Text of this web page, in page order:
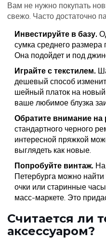
Вам не нужно покупать
свежо. Часто достаточно
Инвестируйте в базу.
сумка среднего
Она подойдет и под
Играйте с текстилем.
дешевый способ
шейный платок на
ваше любимое блузка
Обратите внимание на
стандартного черного
интересной пряжкой
выглядеть как новые.
Попробуйте винтаж.
Петербурга можно
очки или старинные
масс-маркете. Это
Считается ли
аксессуаром?